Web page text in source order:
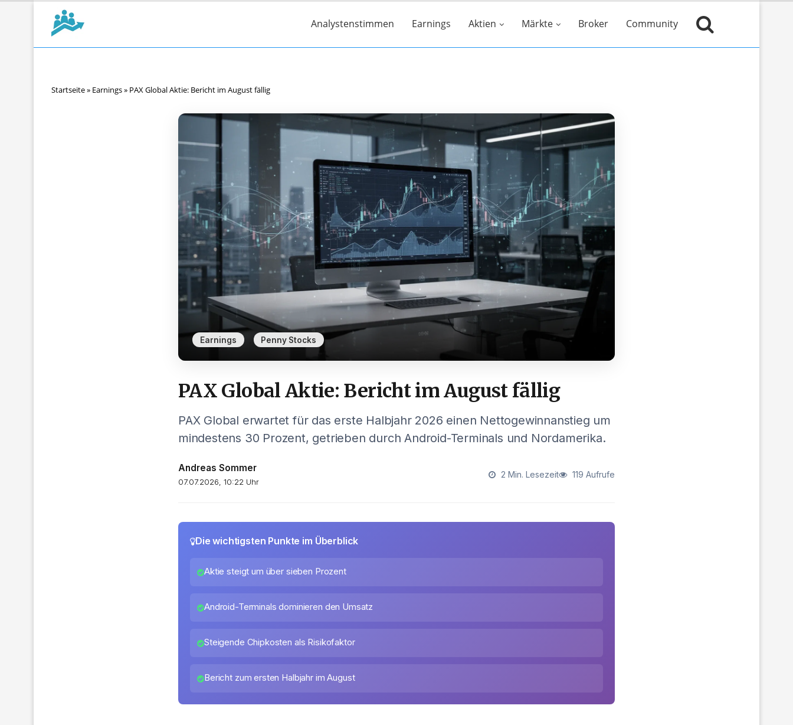
Analystenstimmen Earnings Aktien Märkte Broker Community
Startseite» Earnings» PAX Global Aktie: Bericht im August fällig
Earnings Penny Stocks
PAX Global Aktie: Bericht im August fällig
PAX Global erwartet für das erste Halbjahr 2026 einen Nettogewinnanstieg um
mindestens 30 Prozent, getrieben durch Android-Terminals und Nordamerika.
Andreas Sommer
07.07.2026, 10:22 Uhr
2 Min. Lesezeit 119 Aufrufe
Die wichtigsten Punkte im Überblick
Aktie steigt um über sieben Prozent
Android-Terminals dominieren den Umsatz
Steigende Chipkosten als Risikofaktor
Bericht zum ersten Halbjahr im August